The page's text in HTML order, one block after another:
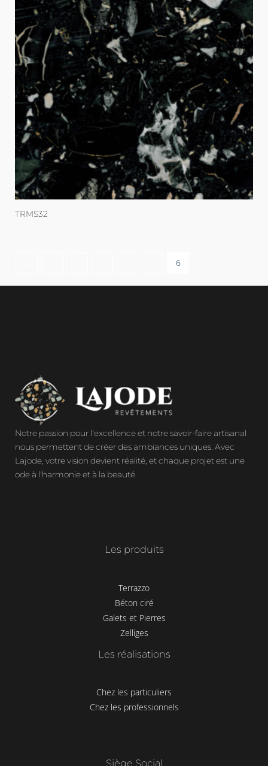
TRMS32
6
Notre passion pour l'excellence et notre savoir-faire artisanal
nous permettent de créer des ambiances uniques. Avec
Lajode, votre vision devient réalité, et chaque projet est une
ode à l'harmonie et à la beauté.
Les produits
Terrazzo
Béton ciré
Galets et Pierres
Zelliges
Les réalisations
Chez les particuliers
Chez les professionnels
Siège Social